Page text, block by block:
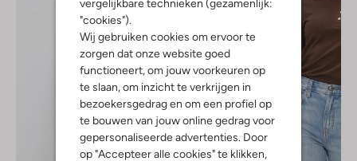
"cookies").
Wij gebruiken cookies om ervoor te
zorgen dat onze website goed
functioneert, om jouw voorkeuren op
te slaan, om inzicht te verkrijgen in
bezoekersgedrag en om een profiel op
te bouwen van jouw online gedrag voor
gepersonaliseerde advertenties. Door
op "Accepteer alle cookies" te klikken,